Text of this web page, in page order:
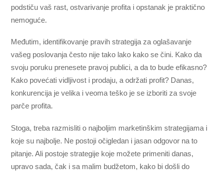
podstiču vaš rast, ostvarivanje profita i opstanak je praktično
nemoguće.
Međutim, identifikovanje pravih strategija za oglašavanje
vašeg poslovanja često nije tako lako kako se čini. Kako da
svoju poruku prenesete pravoj publici, a da to bude efikasno?
Kako povećati vidljivost i prodaju, a održati profit? Danas,
konkurencija je velika i veoma teško je se izboriti za svoje
parče profita.
Stoga, treba razmisliti o najboljim marketinškim strategijama i
koje su najbolje. Ne postoji očigledan i jasan odgovor na to
pitanje. Ali postoje strategije koje možete primeniti danas,
upravo sada, čak i sa malim budžetom, kako bi došli do